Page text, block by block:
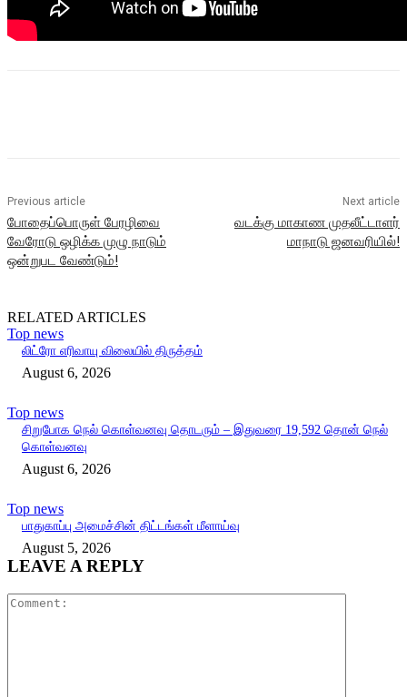
Previous article
போதைப்பொருள் பேரழிவை
வேரோடு ஒழிக்க முழு நாடும்
ஒன்றுபட வேண்டும்!
Next article
வடக்கு மாகாண முதலீட்டாளர்
மாநாடு ஜனவரியில்!
RELATED ARTICLES
Top news
லிட்ரோ எரிவாயு விலையில் திருத்தம்
August 6, 2026
Top news
சிறுபோக நெல் கொள்வனவு தொடரும் – இதுவரை 19,592 தொன் நெல்
கொள்வனவு
August 6, 2026
Top news
பாதுகாப்பு அமைச்சின் திட்டங்கள் மீளாய்வு
August 5, 2026
LEAVE A REPLY